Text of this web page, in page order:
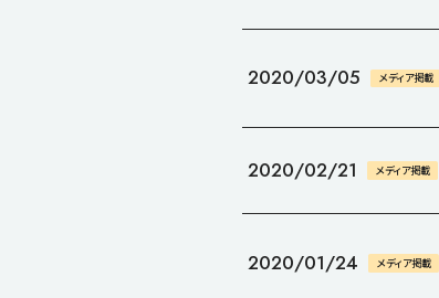
2020/03/05 メディア掲載
2020/02/21 メディア掲載
2020/01/24 メディア掲載